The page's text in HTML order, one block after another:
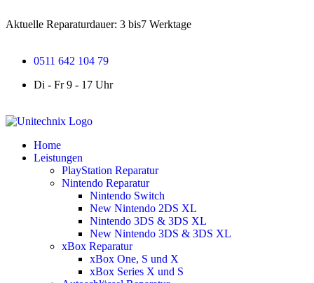
Aktuelle Reparaturdauer: 3 bis7 Werktage
0511 642 104 79
Di - Fr 9 - 17 Uhr
Home
Leistungen
PlayStation Reparatur
Nintendo Reparatur
Nintendo Switch
New Nintendo 2DS XL
Nintendo 3DS & 3DS XL
New Nintendo 3DS & 3DS XL
xBox Reparatur
xBox One, S und X
xBox Series X und S